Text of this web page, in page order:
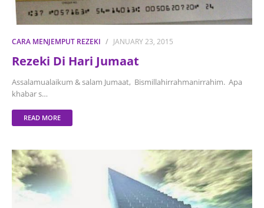
CARA MENJEMPUT REZEKI JANUARY 23, 2015
Rezeki Di Hari Jumaat
Assalamualaikum & salam Jumaat, Bismillahirrahmanirrahim. Apa
khabar s…
READ MORE